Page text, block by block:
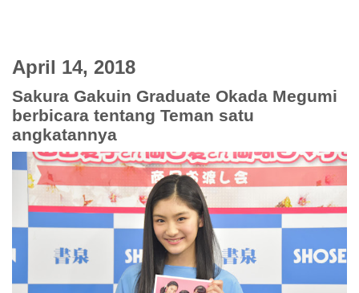
April 14, 2018
Sakura Gakuin Graduate Okada Megumi
berbicara tentang Teman satu
angkatannya